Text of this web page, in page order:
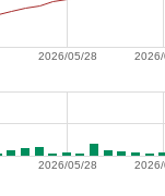
2026/05/28
2026/05/28